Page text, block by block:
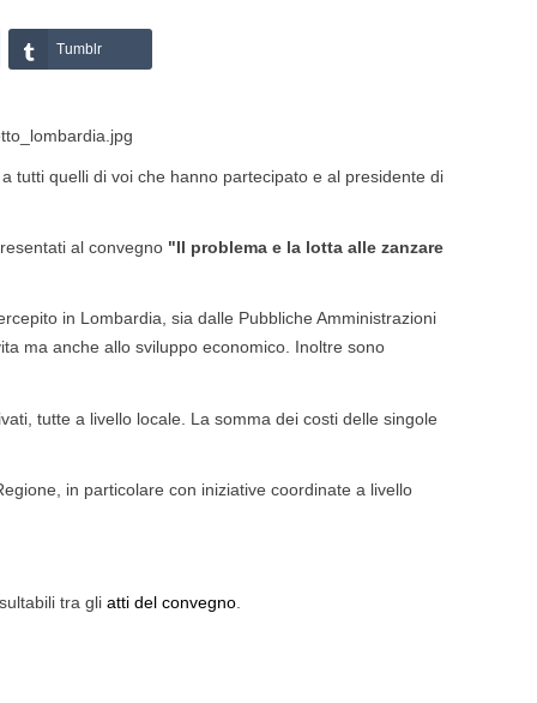
Tumblr
tutti quelli di voi che hanno partecipato e al presidente di
al convegno "Il problema e la lotta alle zanzare
in Lombardia, sia dalle Pubbliche Amministrazioni
ma anche allo sviluppo economico. Inoltre sono
tutte a livello locale. La somma dei costi delle singole
in particolare con iniziative coordinate a livello
tra gli atti del convegno